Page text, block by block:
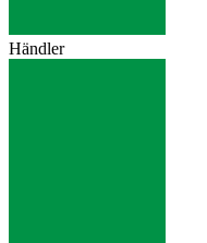
Händler